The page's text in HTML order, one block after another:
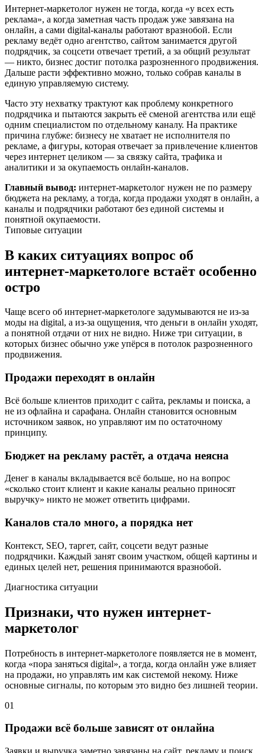
Интернет-маркетолог нужен не тогда, когда «у всех есть
реклама», а когда заметная часть продаж уже завязана на
онлайн, а сами digital-каналы работают вразнобой. Если
рекламу ведёт одно агентство, сайтом занимается другой
подрядчик, за соцсети отвечает третий, а за общий результат
— никто, бизнес достиг потолка разрозненного продвижения.
Дальше расти эффективно можно, только собрав каналы в
единую управляемую систему.
Часто эту нехватку трактуют как проблему конкретного
подрядчика и пытаются закрыть её сменой агентства или ещё
одним специалистом по отдельному каналу. На практике
причина глубже: бизнесу не хватает не исполнителя по
рекламе, а фигуры, которая отвечает за привлечение клиентов
через интернет целиком — за связку сайта, трафика и
аналитики и за окупаемость онлайн-каналов.
Главный вывод: интернет-маркетолог нужен не по размеру
бюджета на рекламу, а тогда, когда продажи уходят в онлайн, а
каналы и подрядчики работают без единой системы и
понятной окупаемости.
Типовые ситуации
В каких ситуациях вопрос об
интернет-маркетологе встаёт особенно
остро
Чаще всего об интернет-маркетологе задумываются не из-за
моды на digital, а из-за ощущения, что деньги в онлайн уходят,
а понятной отдачи от них не видно. Ниже три ситуации, в
которых бизнес обычно уже упёрся в потолок разрозненного
продвижения.
Продажи переходят в онлайн
Всё больше клиентов приходит с сайта, рекламы и поиска, а
не из офлайна и сарафана. Онлайн становится основным
источником заявок, но управляют им по остаточному
принципу.
Бюджет на рекламу растёт, а отдача неясна
Денег в каналы вкладывается всё больше, но на вопрос
«сколько стоит клиент и какие каналы реально приносят
выручку» никто не может ответить цифрами.
Каналов стало много, а порядка нет
Контекст, SEO, таргет, сайт, соцсети ведут разные
подрядчики. Каждый занят своим участком, общей картины и
единых целей нет, решения принимаются вразнобой.
Диагностика ситуации
Признаки, что нужен интернет-
маркетолог
Потребность в интернет-маркетологе появляется не в момент,
когда «пора заняться digital», а тогда, когда онлайн уже влияет
на продажи, но управлять им как системой некому. Ниже
основные сигналы, по которым это видно без лишней теории.
01
Продажи всё больше зависят от онлайна
Заявки и выручка заметно завязаны на сайт, рекламу и поиск,